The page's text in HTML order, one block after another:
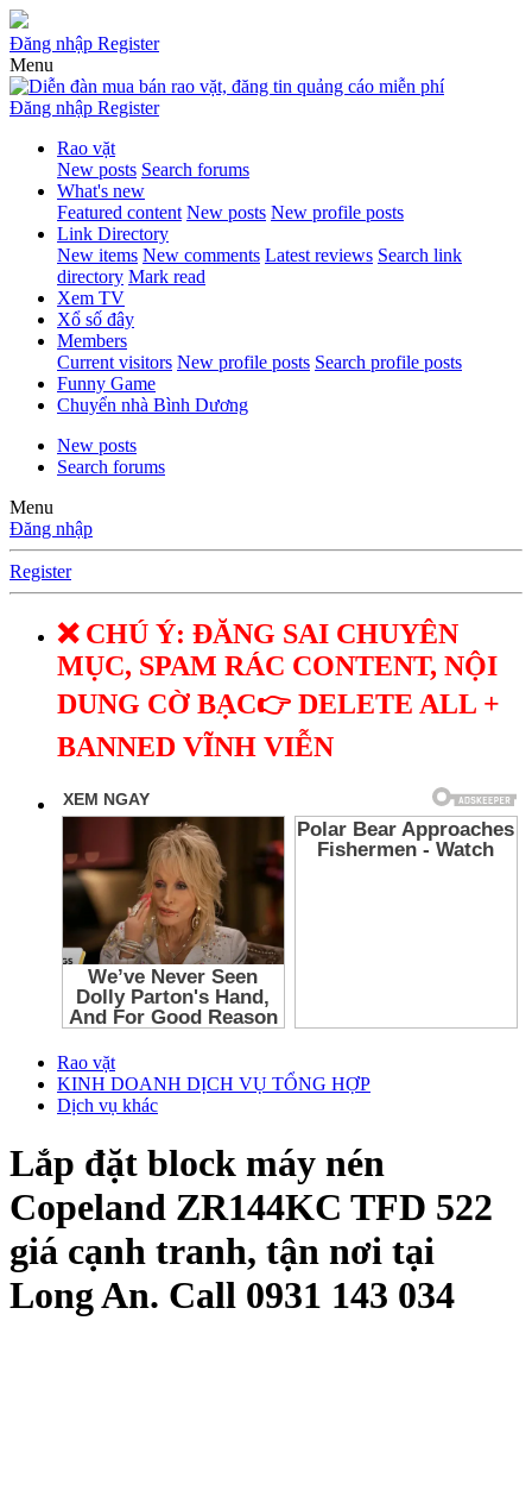
Đăng nhập Register
Menu
Đăng nhập Register
Rao vặt
New posts Search forums
What's new
Featured content New posts New profile posts
Link Directory
New items New comments Latest reviews Search link
directory Mark read
Xem TV
Xổ số đây
Members
Current visitors New profile posts Search profile posts
Funny Game
Chuyển nhà Bình Dương
New posts
Search forums
Menu
Đăng nhập
Register
❌ CHÚ Ý: ĐĂNG SAI CHUYÊN
MỤC, SPAM RÁC CONTENT, NỘI
DUNG CỜ BẠC👉 DELETE ALL +
BANNED VĨNH VIỄN
Rao vặt
KINH DOANH DỊCH VỤ TỔNG HỢP
Dịch vụ khác
Lắp đặt block máy nén
Copeland ZR144KC TFD 522
giá cạnh tranh, tận nơi tại
Long An. Call 0931 143 034